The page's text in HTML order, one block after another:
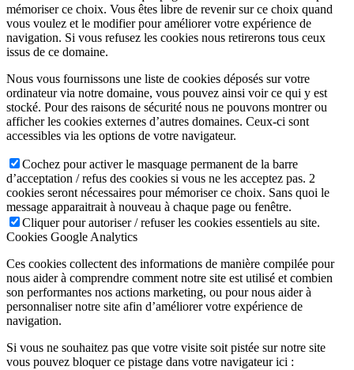
mémoriser ce choix. Vous êtes libre de revenir sur ce choix quand
vous voulez et le modifier pour améliorer votre expérience de
navigation. Si vous refusez les cookies nous retirerons tous ceux
issus de ce domaine.
Nous vous fournissons une liste de cookies déposés sur votre
ordinateur via notre domaine, vous pouvez ainsi voir ce qui y est
stocké. Pour des raisons de sécurité nous ne pouvons montrer ou
afficher les cookies externes d’autres domaines. Ceux-ci sont
accessibles via les options de votre navigateur.
Cochez pour activer le masquage permanent de la barre
d’acceptation / refus des cookies si vous ne les acceptez pas. 2
cookies seront nécessaires pour mémoriser ce choix. Sans quoi le
message apparaitrait à nouveau à chaque page ou fenêtre.
Cliquer pour autoriser / refuser les cookies essentiels au site.
Cookies Google Analytics
Ces cookies collectent des informations de manière compilée pour
nous aider à comprendre comment notre site est utilisé et combien
son performantes nos actions marketing, ou pour nous aider à
personnaliser notre site afin d’améliorer votre expérience de
navigation.
Si vous ne souhaitez pas que votre visite soit pistée sur notre site
vous pouvez bloquer ce pistage dans votre navigateur ici :